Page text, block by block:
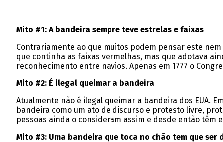
Mito #1: A bandeira sempre teve estrelas e faixas
Contrariamente ao que muitos podem pensar este
que continha as faixas vermelhas, mas que adotava
reconhecimento entre navios. Apenas em 1777 o
Mito #2: É ilegal queimar a bandeira
Atualmente não é ilegal queimar a bandeira dos EUA.
bandeira como um ato de discurso e protesto livre,
pessoas ainda o consideram assim e desde então
Mito #3: Uma bandeira que toca no chão tem que ser